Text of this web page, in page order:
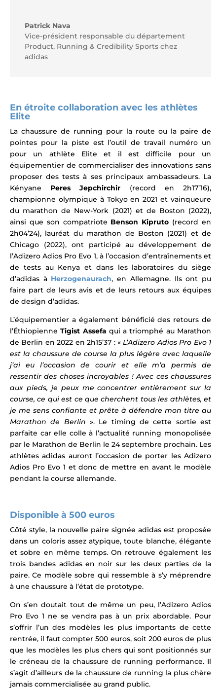
Patrick Nava
Vice-président responsable du département
Product, Running & Credibility Sports chez
adidas
En étroite collaboration avec les athlètes
Elite
La chaussure de running pour la route ou la paire de
pointes pour la piste est l’outil de travail numéro un
pour un athlète Elite et il est difficile pour un
équipementier de commercialiser des innovations sans
proposer des tests à ses principaux ambassadeurs. La
Kényane Peres Jepchirchir (record en 2h17’16),
championne olympique à Tokyo en 2021 et vainqueure
du marathon de New-York (2021) et de Boston (2022),
ainsi que son compatriote Benson Kipruto (record en
2h04’24), lauréat du marathon de Boston (2021) et de
Chicago (2022), ont participé au développement de
l’Adizero Adios Pro Evo 1, à l’occasion d’entraînements et
de tests au Kenya et dans les laboratoires du siège
d’adidas à Herzogenaurach, en Allemagne. Ils ont pu
faire part de leurs avis et de leurs retours aux équipes
de design d’adidas.
L’équipementier a également bénéficié des retours de
l’ÉthiopienneTigist Assefa qui a triomphé au Marathon
de Berlin en 2022 en 2h15’37 : «L’Adizero Adios Pro Evo 1
est la chaussure de course la plus légère avec laquelle
j’ai eu l’occasion de courir et elle m’a permis de
ressentir des choses incroyables ! Avec ces chaussures
aux pieds, je peux me concentrer entièrement sur la
course, ce qui est ce que cherchent tous les athlètes, et
je me sens confiante et prête à défendre mon titre au
Marathon de Berlin ». Le timing de cette sortie est
parfaite car elle colle à l’actualité running monopolisée
par le Marathon de Berlin le 24 septembre prochain. Les
athlètes adidas auront l’occasionde porter lesAdizero
Adios Pro Evo 1 et donc de mettre en avant le modèle
pendant la course allemande.
Disponible à 500 euros
Côté style, la nouvelle paire signée adidas est proposée
dans un coloris assez atypique, toute blanche, élégante
et sobre en même temps. On retrouve également les
trois bandes adidas en noir sur les deux parties de la
paire. Ce modèle sobre qui ressemble à s’y méprendre
à une chaussure à l’état de prototype.
On s’en doutait tout de même un peu, l’Adizero Adios
Pro Evo 1 ne se vendra pas à un prix abordable. Pour
s’offrir l’un des modèles les plus importants de cette
rentrée, il faut compter 500 euros, soit 200 euros de plus
que les modèles les plus chers qui sont positionnés sur
le créneau de la chaussure de running performance. Il
s’agit d’ailleurs de la chaussure de running la plus chère
jamais commercialisée au grand public.